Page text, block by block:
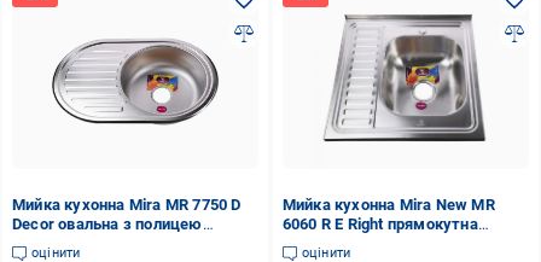
Мийка кухонна Mira MR 7750 D
Decor овальна з полицею
770х500х180 мм
оцінити
Мийка кухонна Mira New MR
6060 R E Right прямокутна
600х600х180 мм Satin
оцінити